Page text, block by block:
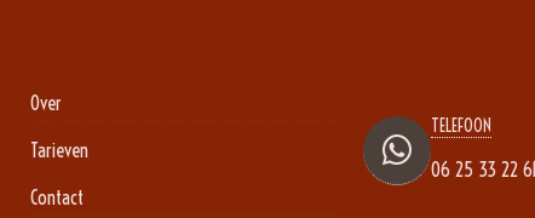
Over
Tarieven
Contact
TELEFOON
06 25 33 22 61